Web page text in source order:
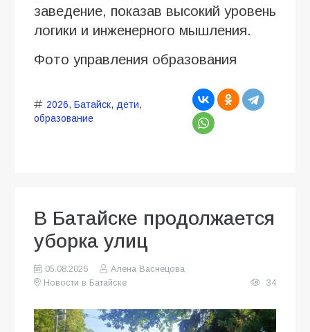
заведение, показав высокий уровень
логики и инженерного мышления.
Фото управления образования
2026, Батайск, дети,
образование
В Батайске продолжается
уборка улиц
05.08.2026
Алена Васнецова
Новости в Батайске
34